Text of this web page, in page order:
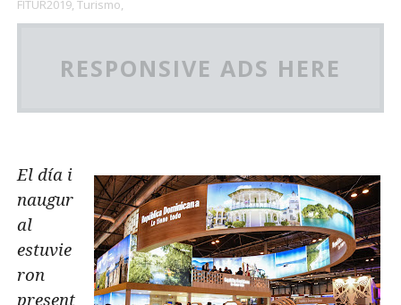
FITUR2019, Turismo,
RESPONSIVE ADS HERE
El día i
naugur
al
estuvie
ron
present